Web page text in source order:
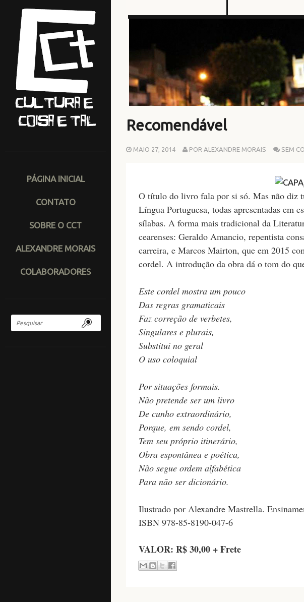
PÁGINA INICIAL
CONTATO
SOBRE O CCT
ALEXANDRE MORAIS
COLABORADORES
Recomendável
MAIO 27, 2014 POR ALEXANDRE MORAIS SEM
O título do livro fala por si só. Mas não diz
Língua Portuguesa, todas apresentadas em
sílabas. A forma mais tradicional da
cearenses: Geraldo Amancio, repentista
carreira, e Marcos Mairton, que em 2015
cordel. A introdução da obra dá o tom do
Este cordel mostra um pouco
Das regras gramaticais
Faz correção de verbetes,
Singulares e plurais,
Substitui no geral
O uso coloquial
Por situações formais.
Não pretende ser um livro
De cunho extraordinário,
Porque, em sendo cordel,
Tem seu próprio itinerário,
Obra espontânea e poética,
Não segue ordem alfabética
Para não ser dicionário.
Ilustrado por Alexandre Mastrella.
ISBN 978-85-8190-047-6
VALOR: R$ 30,00 + Frete